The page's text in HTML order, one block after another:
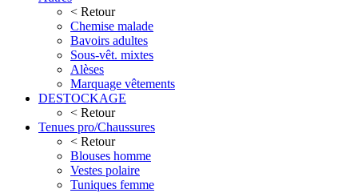
< Retour
Chemise malade
Bavoirs adultes
Sous-vêt. mixtes
Alèses
Marquage vêtements
DESTOCKAGE
< Retour
Tenues pro/Chaussures
< Retour
Blouses homme
Vestes polaire
Tuniques femme